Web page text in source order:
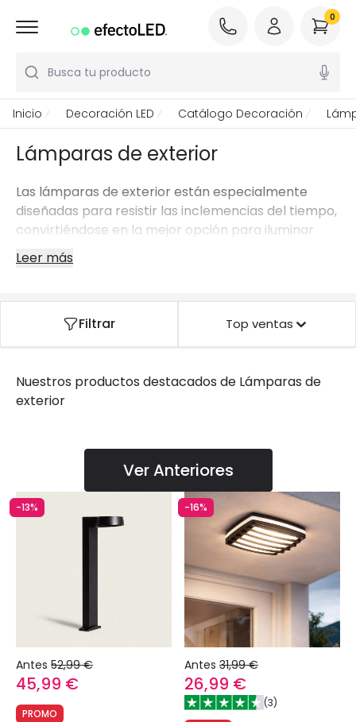
Busca tu producto
0
Inicio Decoración LED Catálogo Decoración
Lámparas de exterior
Las lámparas de exterior están especialmente
diseñadas para resistir las inclemencias del tiempo,
convirtiéndose en la mejor opción para iluminar
jardines, terrazas e incluso balcones.
La gama de lámparas de exterior de nuestra tienda
desde apliques y balizas hasta lámparas de pie
Leer más
Filtrar Top ventas
Nuestros productos destacados de Lámparas de
exterior
Ver Anteriores
-13%
Antes 52,99 €
45,99 €
PROMO
-16%
Antes 31,99 €
26,99 €
(3)